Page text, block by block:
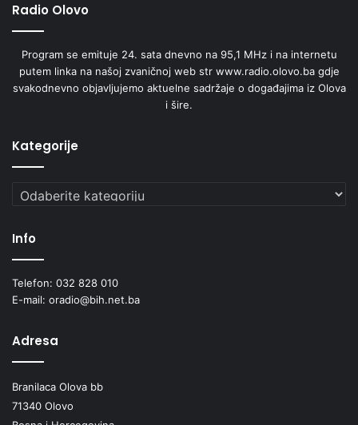
Radio Olovo
Program se emituje 24. sata dnevno na 95,1 MHz i na internetu
putem linka na našoj zvaničnoj web str www.radio.olovo.ba gdje
svakodnevno objavljujemo aktuelne sadržaje o događajima iz Olova
i šire.
Kategorije
Kategorije
Info
Telefon: 032 828 010
E-mail: oradio@bih.net.ba
Adresa
Branilaca Olova bb
71340 Olovo